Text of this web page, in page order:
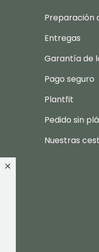
Preparación
Entregas
Garantía de
Pago seguro
Plantfit
Pedido sin
Nuestras